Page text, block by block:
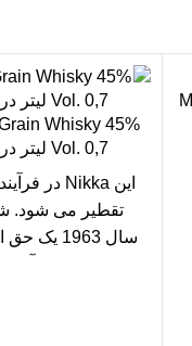
Whisky 45%
Vol. 0,7 لیتر در جعبه هدیه
تقطیر می شود.
سال 1963